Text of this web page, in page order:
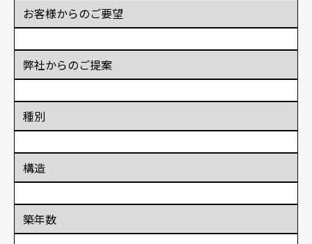
お客様からのご要望
弊社からのご提案
種別
構造
築年数